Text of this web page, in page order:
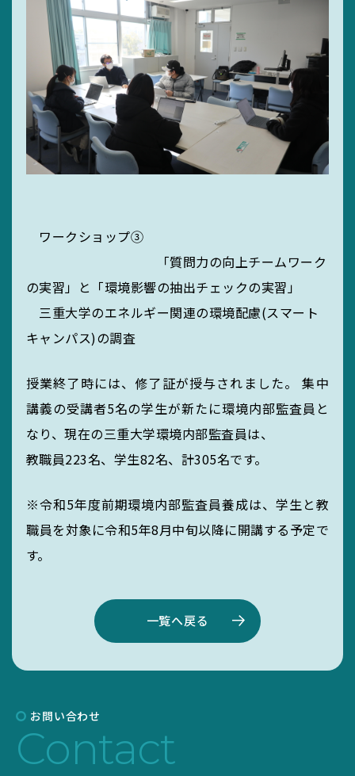
SEARCH
ワークショップ③
「質問力の向上チームワーク
の実習」と「環境影響の抽出チェックの実習」
三重大学のエネルギー関連の環境配慮(スマート
キャンパス)の調査
授業終了時には、修了証が授与されました。 集中
講義の受講者5名の学生が新たに環境内部監査員と
なり、現在の三重大学環境内部監査員は、
教職員223名、学生82名、計305名です。
※令和5年度前期環境内部監査員養成は、学生と教
職員を対象に令和5年8月中旬以降に開講する予定で
す。
一覧へ戻る
お問い合わせ
Contact